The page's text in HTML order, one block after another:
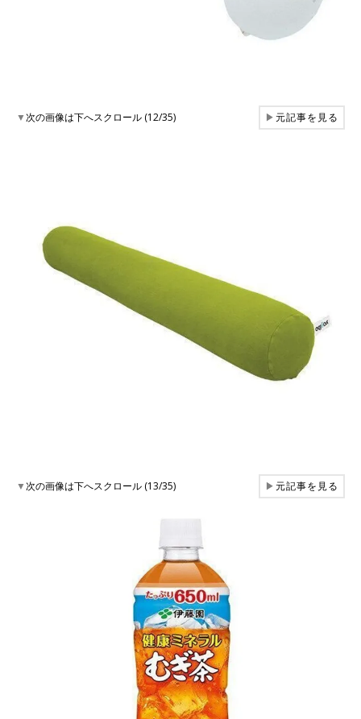
▼次の画像は下へスクロール (12/35) ▶元記事を見る
▼次の画像は下へスクロール (13/35) ▶元記事を見る